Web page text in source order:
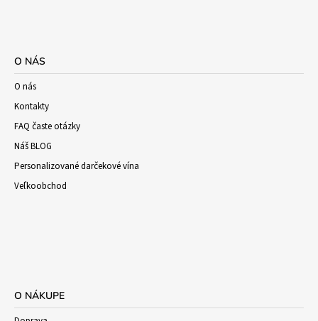
O NÁS
O nás
Kontakty
FAQ časte otázky
Náš BLOG
Personalizované darčekové vína
Veľkoobchod
O NÁKUPE